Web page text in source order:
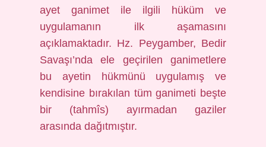
ayet ganimet ile ilgili hüküm ve
uygulamanın ilk aşamasını
açıklamaktadır. Hz. Peygamber, Bedir
Savaşı’nda ele geçirilen ganimetlere
bu ayetin hükmünü uygulamış ve
kendisine bırakılan tüm ganimeti beşte
bir (tahmîs) ayırmadan gaziler
arasında dağıtmıştır.